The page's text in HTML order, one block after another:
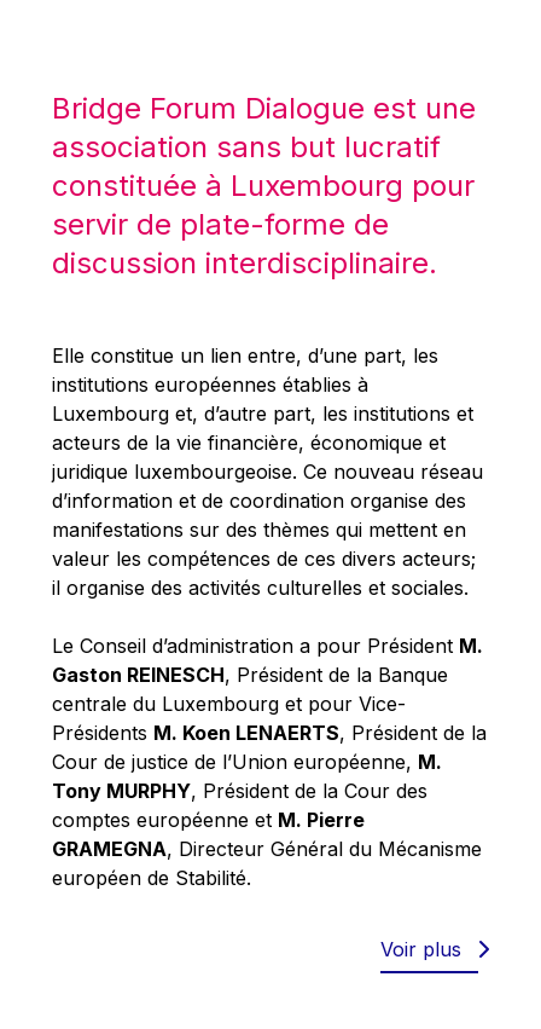
Mario Centeno
Mario Monti
Maroš ŠEFČOVIČ
Martin Bailey
Martine Reicherts
Michael Sohlman
Michel Goedert
Mireille Delmas-Marty
Nobuo Tanaka
Otmar Issing
Paolo Mengozzi
Paschal Donohoe
Pat Cox
Patrizia Nanz
Philippe Maystadt
Pierre Gramegna
Richard Pelly
Robert Goebbels
Robert REYNDERS
Bridge Forum Dialogue est une
association sans but lucratif
constituée à Luxembourg pour
servir de plate-forme de
discussion interdisciplinaire.
Elle constitue un lien entre, d’une part, les
institutions européennes établies à
Luxembourg et, d’autre part, les institutions et
acteurs de la vie financière, économique et
juridique luxembourgeoise. Ce nouveau réseau
d’information et de coordination organise des
manifestations sur des thèmes qui mettent en
valeur les compétences de ces divers acteurs;
il organise des activités culturelles et sociales.
Le Conseil d’administration a pour Président M.
Gaston REINESCH, Président de la Banque
centrale du Luxembourg et pour Vice-
Présidents M. Koen LENAERTS, Président de la
Cour de justice de l’Union européenne, M.
Tony MURPHY, Président de la Cour des
comptes européenne et M. Pierre
GRAMEGNA, Directeur Général du Mécanisme
européen de Stabilité.
Voir plus